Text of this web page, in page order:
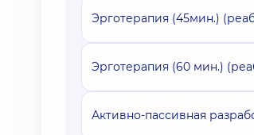
Эрготерапия (45мин.)
Эрготерапия (60 мин.)
Активно-пассивная